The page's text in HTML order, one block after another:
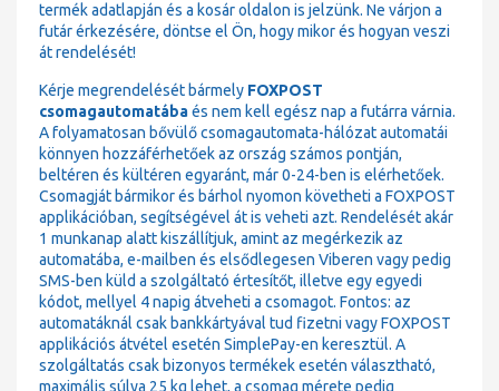
termék adatlapján és a kosár oldalon is jelzünk. Ne várjon a
futár érkezésére, döntse el Ön, hogy mikor és hogyan veszi
át rendelését!
Kérje megrendelését bármely FOXPOST
csomagautomatábaés nem kell egész nap a futárra várnia.
A folyamatosan bővülő csomagautomata-hálózat automatái
könnyen hozzáférhetőek az ország számos pontján,
beltéren és kültéren egyaránt, már 0-24-ben is elérhetőek.
Csomagját bármikor és bárhol nyomon követheti a FOXPOST
applikációban, segítségével át is veheti azt. Rendelését akár
1 munkanap alatt kiszállítjuk, amint az megérkezik az
automatába, e-mailben és elsődlegesen Viberen vagy pedig
SMS-ben küld a szolgáltató értesítőt, illetve egy egyedi
kódot, mellyel 4 napig átveheti a csomagot. Fontos: az
automatáknál csak bankkártyával tud fizetni vagy FOXPOST
applikációs átvétel esetén SimplePay-en keresztül. A
szolgáltatás csak bizonyos termékek esetén választható,
maximális súlya 25 kg lehet, a csomag mérete pedig